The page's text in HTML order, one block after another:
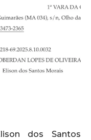
dos Santos